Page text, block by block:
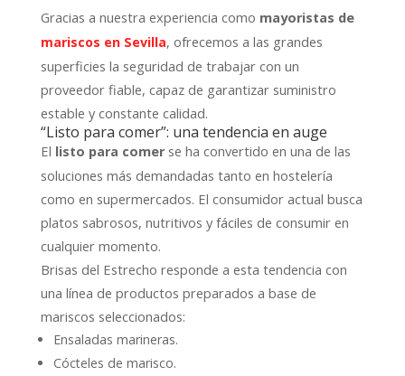
Gracias a nuestra experiencia como mayoristas de
mariscos en Sevilla, ofrecemos a las grandes
superficies la seguridad de trabajar con un
proveedor fiable, capaz de garantizar suministro
estable y constante calidad.
“Listo para comer”: una tendencia en auge
El listo para comerse ha convertido en una de las
soluciones más demandadas tanto en hostelería
como en supermercados. El consumidor actual busca
platos sabrosos, nutritivos y fáciles de consumir en
cualquier momento.
Brisas del Estrecho responde a esta tendencia con
una línea de productos preparados a base de
mariscos seleccionados:
Ensaladas marineras.
Cócteles de marisco.